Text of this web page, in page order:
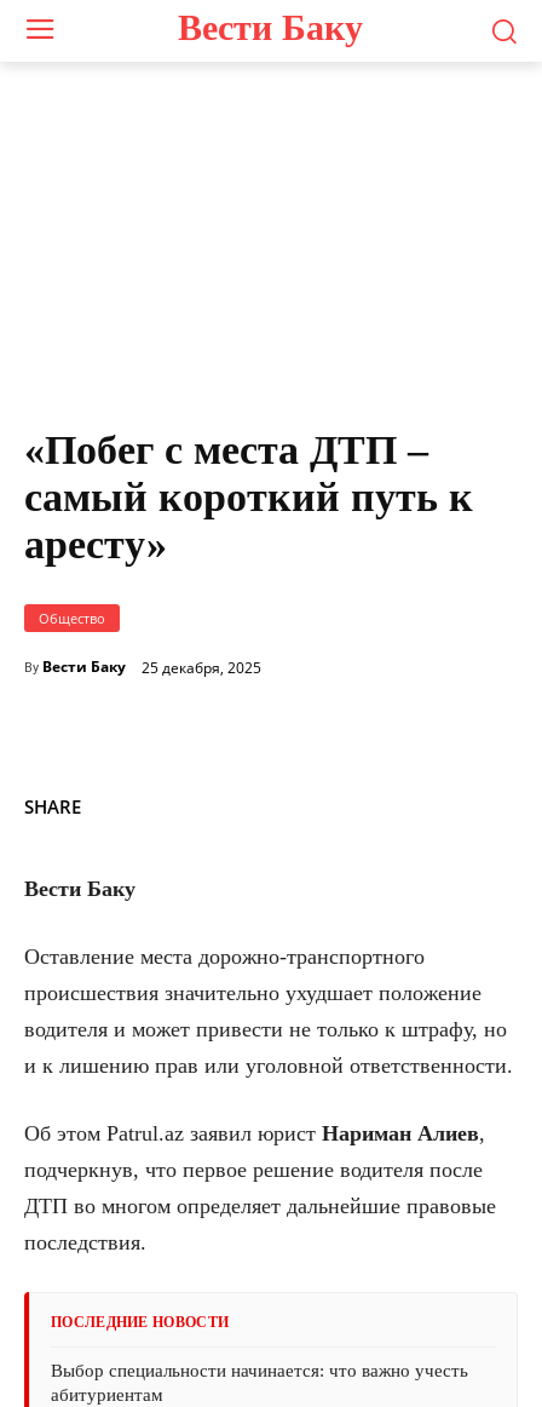
Вести Баку
«Побег с места ДТП –
самый короткий путь к
аресту»
Общество
By Вести Баку 25 декабря, 2025
SHARE
Вести Баку
Оставление места дорожно-транспортного
происшествия значительно ухудшает положение
водителя и может привести не только к штрафу, но
и к лишению прав или уголовной ответственности.
Об этом Patrul.az заявил юрист Нариман Алиев,
подчеркнув, что первое решение водителя после
ДТП во многом определяет дальнейшие правовые
последствия.
ПОСЛЕДНИЕ НОВОСТИ
Выбор специальности начинается: что важно учесть
абитуриентам